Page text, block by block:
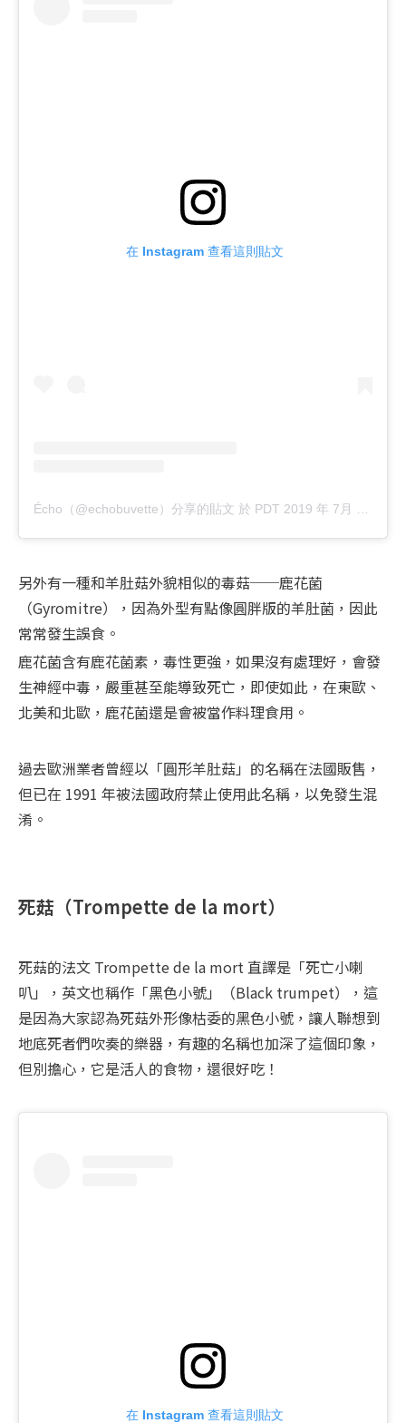
在 Instagram 查看這則貼文
Écho（@echobuvette）分享的貼文 於 PDT 2019 年 7月 月 1 日 下午 12:17
另外有一種和羊肚菇外貌相似的毒菇──鹿花菌
（Gyromitre），因為外型有點像圓胖版的羊肚菌，因此
常常發生誤食。
鹿花菌含有鹿花菌素，毒性更強，如果沒有處理好，會發
生神經中毒，嚴重甚至能導致死亡，即使如此，在東歐、
過去歐洲業者曾經以「圓形羊肚菇」的名稱在法國販售，
但已在 1991 年被法國政府禁止使用此名稱，以免發生混
淆。
死菇（Trompette de la mort）
死菇的法文 Trompette de la mort 直譯是「死亡小喇
叭」，英文也稱作「黑色小號」（Black trumpet），這
是因為大家認為死菇外形像枯委的黑色小號，讓人聯想到
地底死者們吹奏的樂器，有趣的名稱也加深了這個印象，
但別擔心，它是活人的食物，還很好吃！
在 Instagram 查看這則貼文